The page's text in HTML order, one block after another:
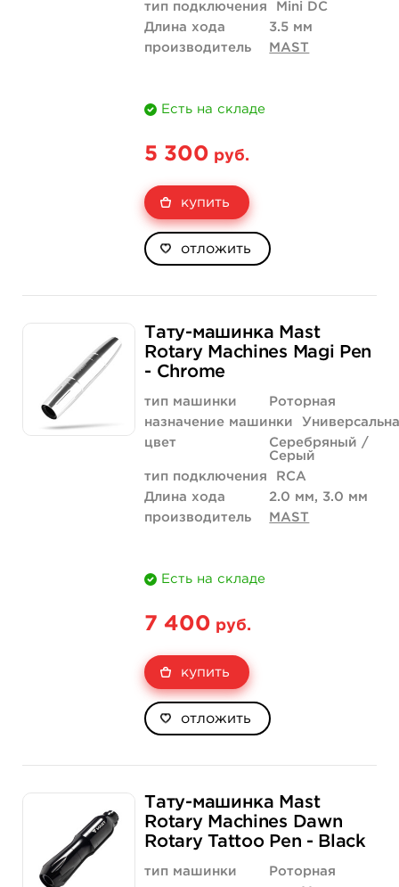
тип подключения
Mini DC
Длина хода
3.5 мм
производитель
MAST
Есть на складе
5 300 руб.
купить
отложить
Тату-машинка Mast
Rotary Machines Magi Pen
- Chrome
тип машинки
Роторная
назначение машинки
цвет
Серебряный /
Серый
тип подключения
RCA
Длина хода
2.0 мм, 3.0 мм
производитель
MAST
Есть на складе
7 400 руб.
купить
отложить
Тату-машинка Mast
Rotary Machines Dawn
Rotary Tattoo Pen - Black
тип машинки
Роторная